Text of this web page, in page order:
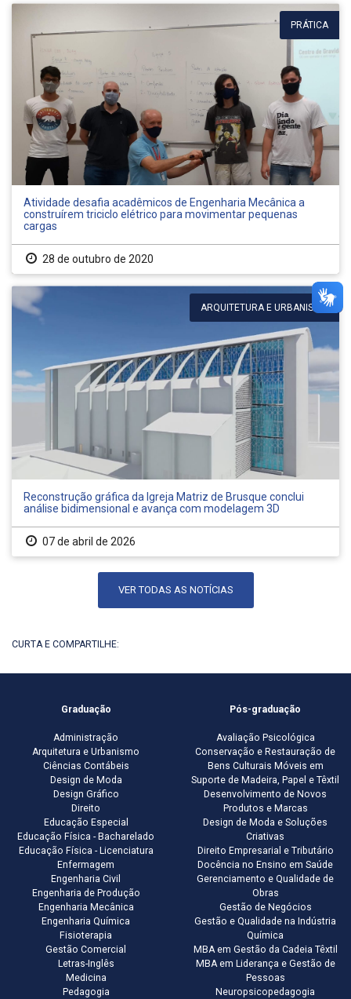
PRÁTICA
Atividade desafia acadêmicos de Engenharia Mecânica a
construírem triciclo elétrico para movimentar pequenas
cargas
28 de outubro de 2020
ARQUITETURA E URBANISMO
Reconstrução gráfica da Igreja Matriz de Brusque conclui
análise bidimensional e avança com modelagem 3D
07 de abril de 2026
VER TODAS AS NOTÍCIAS
CURTA E COMPARTILHE:
Graduação
Administração
Arquitetura e Urbanismo
Ciências Contábeis
Design de Moda
Design Gráfico
Direito
Educação Especial
Educação Física - Bacharelado
Educação Física - Licenciatura
Enfermagem
Engenharia Civil
Engenharia de Produção
Engenharia Mecânica
Engenharia Química
Fisioterapia
Gestão Comercial
Letras-Inglês
Medicina
Pedagogia
Pós-graduação
Avaliação Psicológica
Conservação e Restauração de
Bens Culturais Móveis em
Suporte de Madeira, Papel e Têxtil
Desenvolvimento de Novos
Produtos e Marcas
Design de Moda e Soluções
Criativas
Direito Empresarial e Tributário
Docência no Ensino em Saúde
Gerenciamento e Qualidade de
Obras
Gestão de Negócios
Gestão e Qualidade na Indústria
Química
MBA em Gestão da Cadeia Têxtil
MBA em Liderança e Gestão de
Pessoas
Neuropsicopedagogia